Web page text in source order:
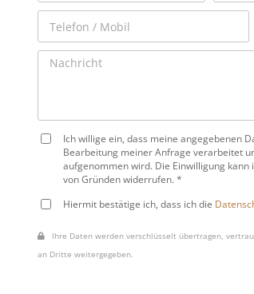
Ich willige ein, dass meine angegebenen
Bearbeitung meiner Anfrage verarbeitet
aufgenommen wird. Die Einwilligung kann
von Gründen widerrufen. *
Hiermit bestätige ich, dass ich die
Ihre Daten werden verschlüsselt übertragen,
an Dritte weitergegeben.